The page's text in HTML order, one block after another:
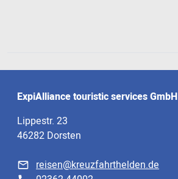
ExpiAlliance touristic services GmbH
Lippestr. 23
46282 Dorsten
reisen@kreuzfahrthelden.de